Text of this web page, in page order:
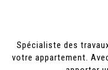
Spécialiste des
votre appartement.